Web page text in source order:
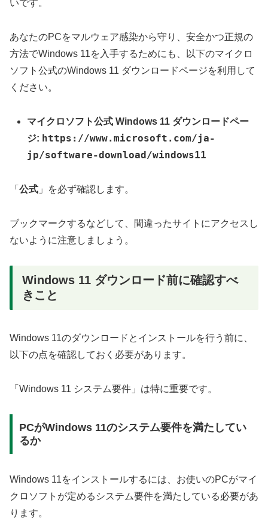
いです。
あなたのPCをマルウェア感染から守り、安全かつ正規の
方法でWindows 11を入手するためにも、以下のマイクロ
ソフト公式のWindows 11 ダウンロードページを利用して
ください。
マイクロソフト公式 Windows 11 ダウンロードペー
ジ: https://www.microsoft.com/ja-
jp/software-download/windows11
「 公式 」を必ず確認します。
ブックマークするなどして、間違ったサイトにアクセスし
ないように注意しましょう。
Windows 11 ダウンロード前に確認すべ
きこと
Windows 11のダウンロードとインストールを行う前に、
以下の点を確認しておく必要があります。
「Windows 11 システム要件」は特に重要です。
PCがWindows 11のシステム要件を満たしてい
るか
Windows 11をインストールするには、お使いのPCがマイ
クロソフトが定めるシステム要件を満たしている必要があ
ります。